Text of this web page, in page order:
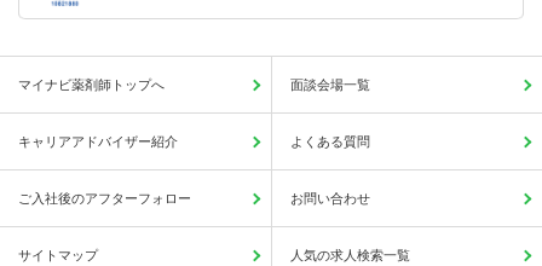
マイナビ薬剤師トップへ 面談会場一覧
キャリアアドバイザー紹介 よくある質問
ご入社後のアフターフォロー お問い合わせ
サイトマップ 人気の求人検索一覧